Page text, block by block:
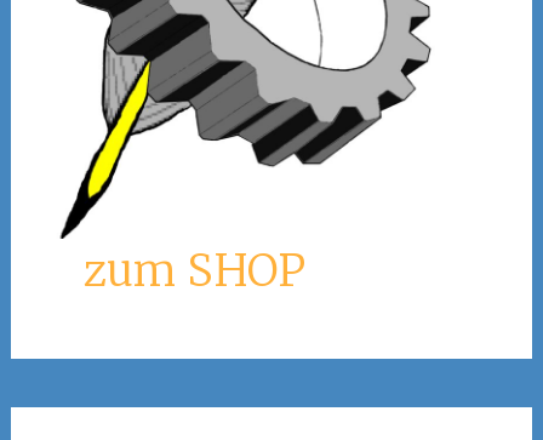
zum SHOP